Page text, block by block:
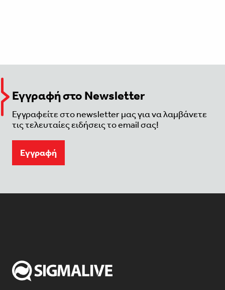
Εγγραφή στο Newsletter
Εγγραφείτε στο newsletter μας για να λαμβάνετε
τις τελευταίες ειδήσεις το email σας!
Eγγραφή